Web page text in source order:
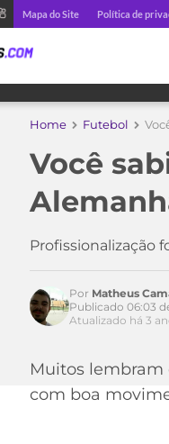
Mapa do Site Política de
Home Futebol
Você
Profissionalização
autor
Por Matheus
Publicado 06:03
Atualizado há 3
Muitos lembram
com boa